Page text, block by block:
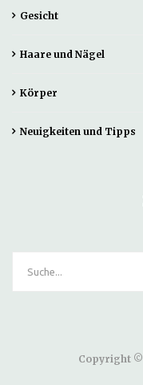
Gesicht
Haare und Nägel
Körper
Neuigkeiten und Tipps
Copyright ©